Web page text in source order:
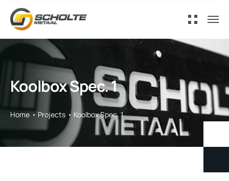
Koolbox Spec. 1
Home Projects Koolbox Spec. 1